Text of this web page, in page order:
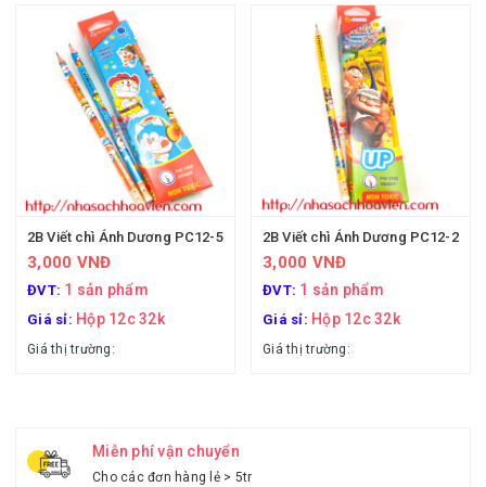
2B Viết chì Ánh Dương PC12-5
3,000 VNĐ
ĐVT: 1 sản phẩm
Giá sỉ: Hộp 12c 32k
Giá thị trường:
2B Viết chì Ánh Dương PC12-2
3,000 VNĐ
ĐVT: 1 sản phẩm
Giá sỉ: Hộp 12c 32k
Giá thị trường:
Miễn phí vận chuyển
Cho các đơn hàng lẻ > 5tr